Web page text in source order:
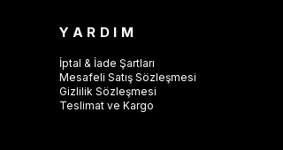
YARDIM
İptal & İade Şartları
Mesafeli Satış Sözleşmesi
Gizlilik Sözleşmesi
Teslimat ve Kargo